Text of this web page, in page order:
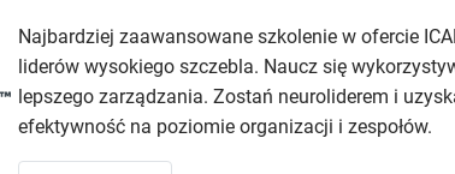
Najbardziej zaawansowane szkolenie w ofercie
liderów wysokiego szczebla. Naucz się
lepszego zarządzania. Zostań neuroliderem i
efektywność na poziomie organizacji i zespołów.